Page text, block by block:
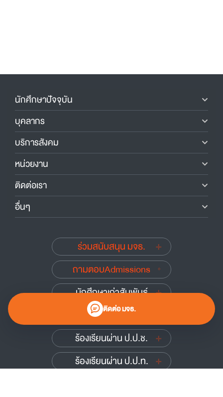
ติดต่อ มจธ.
นักศึกษาปัจจุบัน
บุคลากร
บริการสังคม
หน่วยงาน
ติดต่อเรา
อื่นๆ
ร่วมสนับสนุน มจธ.
ถามตอบAdmissions
นักศึกษาเก่าสัมพันธ์
รับเรื่องร้องเรียน
ร้องเรียนผ่าน ป.ป.ช.
ร้องเรียนผ่าน ป.ป.ท.